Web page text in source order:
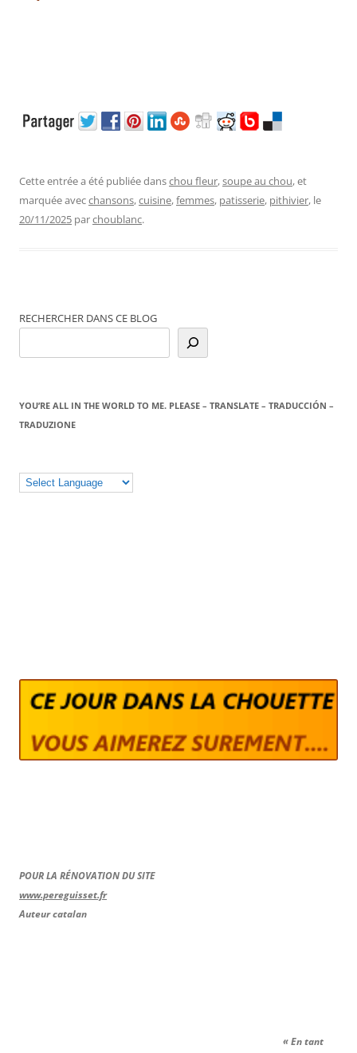
Cette entrée a été publiée danschou fleur,soupe au chou, et
marquée avecchansons,cuisine,femmes, patisserie, pithivier, le
20/11/2025 parchoublanc.
RECHERCHER DANS CE BLOG
YOU’RE ALL IN THE WORLD TO ME. PLEASE – TRANSLATE – TRADUCCIÓN –
TRADUZIONE
POUR LA RÉNOVATION DU SITE
www.pereguisset.fr
Auteur catalan
« En tant